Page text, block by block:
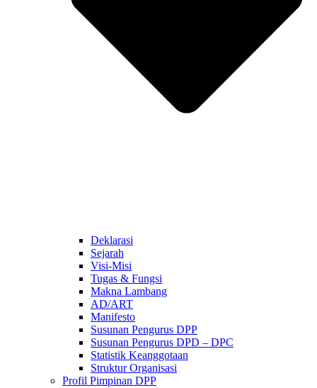
Deklarasi
Sejarah
Visi-Misi
Tugas & Fungsi
Makna Lambang
AD/ART
Manifesto
Susunan Pengurus DPP
Susunan Pengurus DPD – DPC​
Statistik Keanggotaan
Struktur Organisasi
Profil Pimpinan DPP